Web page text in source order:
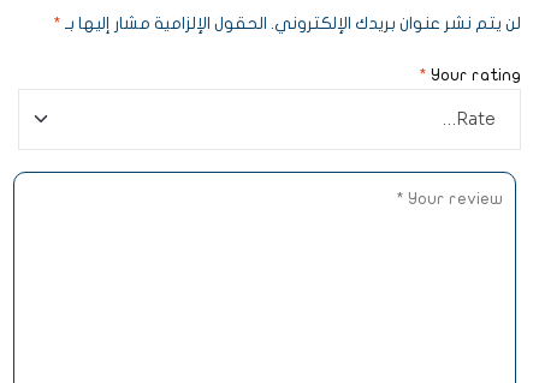
لن يتم نشر عنوان بريدك الإلكتروني. الحقول الإلزامية مشار إليها بـ *
Your rating
*